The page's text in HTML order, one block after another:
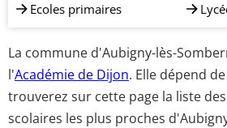
Ecoles primaires
La commune d'Aubigny-lès-
l'Académie de Dijon. Elle dépend
trouverez sur cette page la liste
scolaires les plus proches